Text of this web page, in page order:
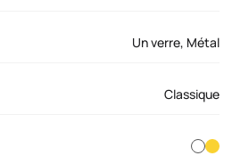
Un verre, Métal
Classique